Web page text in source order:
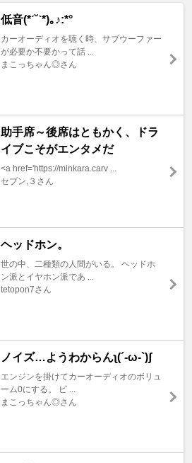
低音(*ˊ˘ˋ*)｡♪:*°
カーオーディオを聴く時、サブウーファー
が必要か不要かって話 ...
まこっちゃん◎さん
助手席～後席はともかく、ドラ
イブこそがエンタメだ
<a href='https://minkara.carv ...
セブン,３さん
ヘッドホン。
世の中、二種類の人間がいる。 ヘッドホ
ン派とイヤホン派であ ...
tetopon7さん
ノイズ…ようわからんʅ(´-ω-`)ʃ
エンジンを掛けてカーオーディオのボリュ
ーム0にする。 ピ ...
まこっちゃん◎さん